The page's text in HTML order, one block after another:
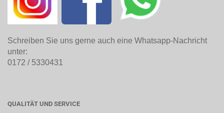
Schreiben Sie uns gerne auch eine Whatsapp-Nachricht
unter:
0172 / 5330431
QUALITÄT UND SERVICE